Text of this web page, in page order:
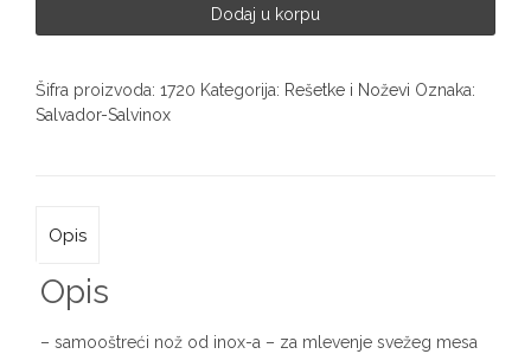
nož
mašinu
10
Dodaj u korpu
Šifra proizvoda: 1720 Kategorija: Rešetke i Noževi Oznaka:
Salvador-Salvinox
Opis
Opis
– samooštreći nož od inox-a – za mlevenje svežeg mesa